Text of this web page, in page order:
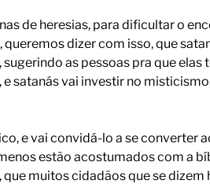
de heresias, para dificultar o
dizer com isso, que
as pessoas pra que
satanás vai investir no
e vai convidá-lo a se converter
estão acostumados com a
muitos cidadãos que se